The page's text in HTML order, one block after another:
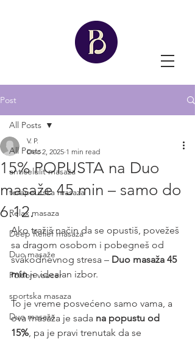
Post
All Posts
anticelulit masaža
terapeutska masaza
Relax masaza
Deep Relief masaza
Duo masaže
Poklon vaucer
sportska masaza
Duo masaža
All Posts
15% POPUSTA na Duo
masaže 45 min – samo do
6.12.
V. P.
Dec 2, 2025 1 min read
Ako tražiš način da se opustiš, povežeš
sa dragom osobom i pobegneš od
svakodnevnog stresa – Duo masaža 45
min je idealan izbor.
To je vreme posvećeno samo vama, a
ova masaža je sada na popustu od
15%, pa je pravi trenutak da se